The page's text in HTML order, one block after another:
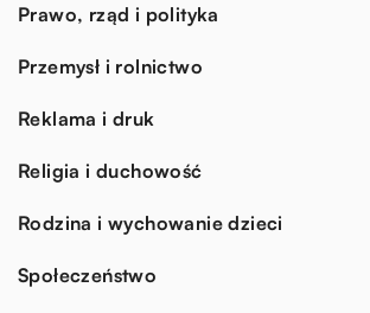
Prawo, rząd i polityka
Przemysł i rolnictwo
Reklama i druk
Religia i duchowość
Rodzina i wychowanie dzieci
Społeczeństwo